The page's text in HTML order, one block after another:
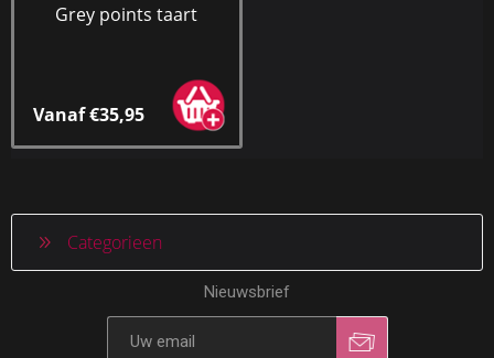
Grey points taart
Vanaf €35,95
Categorieen
Nieuwsbrief